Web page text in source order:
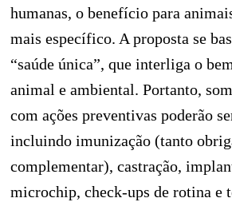
humanas, o benefício para
mais específico. A proposta se
“saúde única”, que interliga o
animal e ambiental. Portanto,
com ações preventivas poderão
incluindo imunização (tanto
complementar), castração,
microchip, check-ups de rotina e